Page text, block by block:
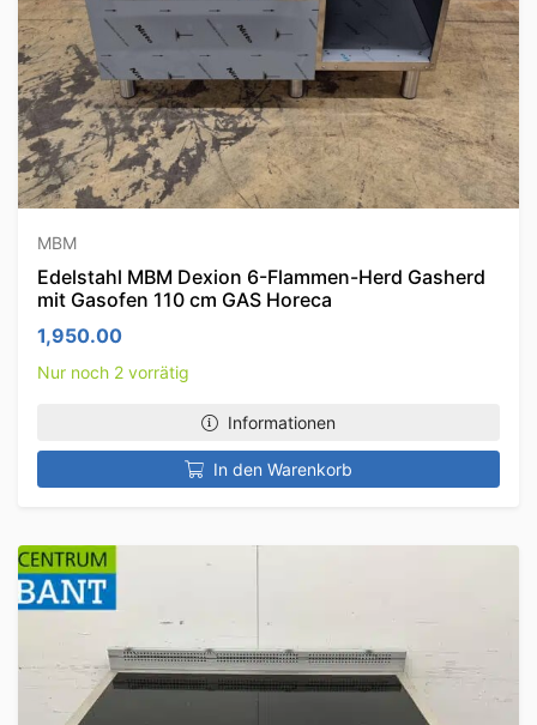
MBM
Edelstahl MBM Dexion 6-Flammen-Herd Gasherd
mit Gasofen 110 cm GAS Horeca
1,950.00
Nur noch 2 vorrätig
Informationen
In den Warenkorb